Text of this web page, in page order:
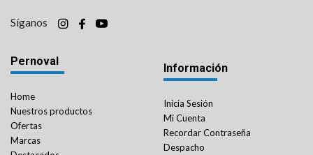
Síganos
Pernoval
Home
Nuestros productos
Ofertas
Marcas
Información
Inicia Sesión
Mi Cuenta
Recordar Contraseña
Despacho